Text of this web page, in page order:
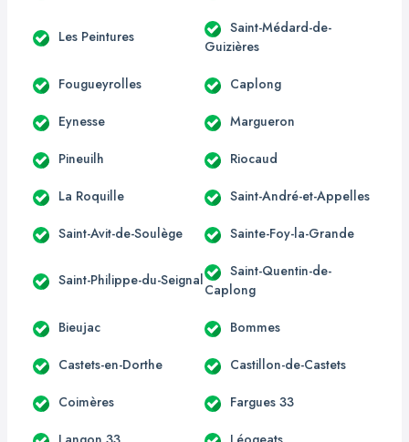
Les Peintures
Saint-Médard-de-
Guizières
Fougueyrolles Caplong
Eynesse Margueron
Pineuilh Riocaud
La Roquille Saint-André-et-Appelles
Saint-Avit-de-Soulège Sainte-Foy-la-Grande
Saint-Philippe-du-Seignal
Saint-Quentin-de-
Caplong
Bieujac Bommes
Castets-en-Dorthe Castillon-de-Castets
Coimères Fargues 33